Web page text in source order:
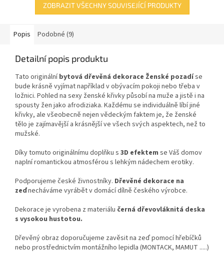
ZOBRAZIT VŠECHNY SOUVISEJÍCÍ PRODUKTY
Popis Podobné (9)
Detailní popis produktu
Tato originální bytová dřevěná dekorace Ženské pozadíse
bude krásně vyjímat například v obývacím pokoji nebo třeba v
ložnici. Pohled na sexy ženské křivky působí na muže a jistě i na
spousty žen jako afrodiziaka. Každému se individuálně líbí jiné
křivky, ale všeobecně nejen vědeckým faktem je, že ženské
tělo je zajímavější a krásnější ve všech svých aspektech, než to
mužské.
Díky tomuto originálnímu doplňku s 3D efektem se Váš domov
naplní romantickou atmosférou s lehkým nádechem erotiky.
Podporujeme české živnostníky. Dřevěné dekorace na
zeďnecháváme vyrábět v domácí dílně českého výrobce.
Dekorace je vyrobena z materiálu černá dřevovláknitá deska
s vysokou hustotou.
Dřevěný obraz doporučujeme zavěsit na zeď pomocí hřebíčků
nebo prostřednictvím montážního lepidla (MONTACK, MAMUT .....)